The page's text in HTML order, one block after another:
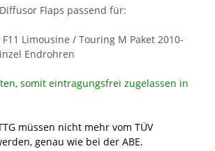
Flaps passend für:
Limousine / Touring M Paket 2010-
Endrohren
somit eintragungsfrei zugelassen in
müssen nicht mehr vom TÜV
genau wie bei der ABE.